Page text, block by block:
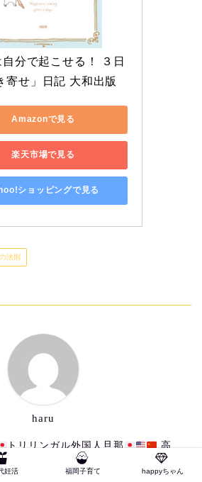
自分で起こせる！ ３日
寄せ」日記 大和出版
Amazonで見る
楽天市場で見る
ショッピングで見る
法則
haru
トリリンガル外国人旦那
高
ママの頑張らないゆるっと子育て
妊活 福岡子育て happyちゃん